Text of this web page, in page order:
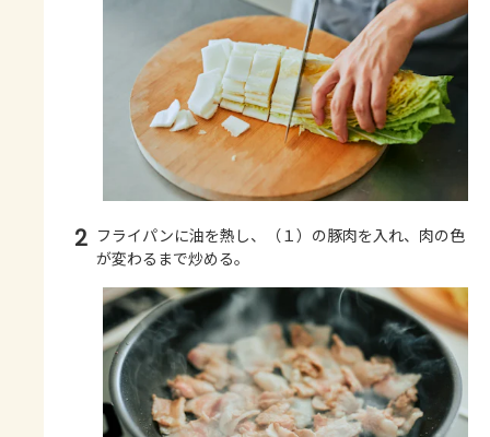
2 フライパンに油を熱し、（１）の豚肉を入れ、肉の色
が変わるまで炒める。